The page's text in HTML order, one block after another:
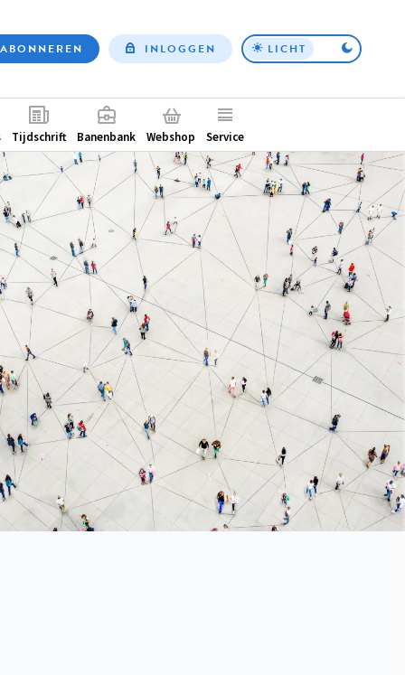
Top
ABONNEREN INLOGGEN LICHT
Tijdschrift Banenbank Webshop Service